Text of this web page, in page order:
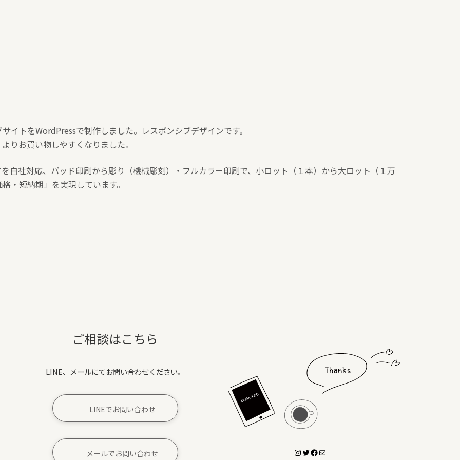
イトをWordPressで制作しました。レスポンシブデザインです。
りお買い物しやすくなりました。
自社対応、パッド印刷から彫り（機械彫刻）・フルカラー印刷で、小ロット（１本）から大ロット（１万
・短納期」を実現しています。
ご相談はこちら
LINE、メールにてお問い合わせください。
LINEでお問い合わせ
メールでお問い合わせ Instagram
Twitter
Facebook
メール